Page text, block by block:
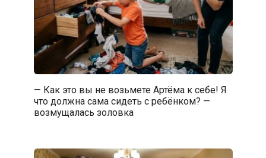
— Как это вы не возьмете Артёма к себе! Я
что должна сама сидеть с ребёнком? —
возмущалась золовка